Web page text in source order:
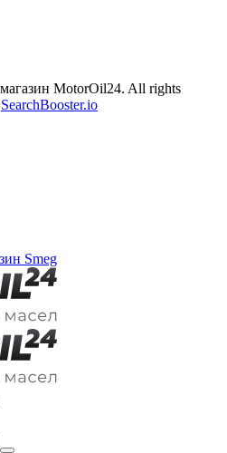
MotorOil24. All rights
SearchBooster.io
Smeg